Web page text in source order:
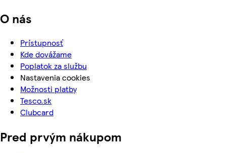
O nás
Prístupnosť
Kde dovážame
Poplatok za službu
Nastavenia cookies
Možnosti platby
Tesco.sk
Clubcard
Pred prvým nákupom